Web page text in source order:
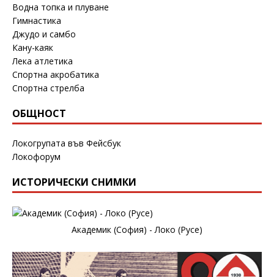
Водна топка и плуване
Гимнастика
Джудо и самбо
Кану-каяк
Лека атлетика
Спортна акробатика
Спортна стрелба
ОБЩНОСТ
Локогрупата във Фейсбук
Локофорум
ИСТОРИЧЕСКИ СНИМКИ
Академик (София) - Локо (Русе)